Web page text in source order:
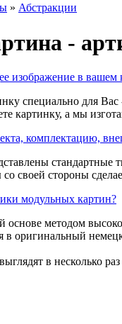
» Абстракции
-
изображение в вашем
специально для
картинку, а мы
комплектацию,
своей стороны
модульных картин?
основе методом
в оригинальный
в несколько